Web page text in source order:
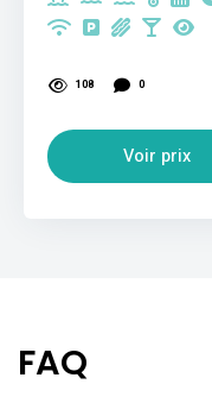
108 0
Voir prix
FAQ